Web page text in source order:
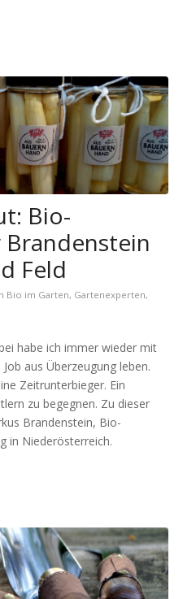
Bio-
Brandenstein
Feld
Bio im Garten, Gartenexperten,
habe ich immer wieder mit
aus Überzeugung leben.
Zeitrunterbieger. Ein
zu begegnen. Zu dieser
Brandenstein, Bio-
in Niederösterreich.